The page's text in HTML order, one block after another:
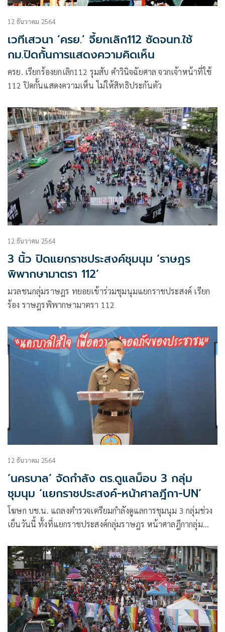
12 ธันวาคม 2564
เวทีเสวนา ’ครย.’ จี้ยกเลิก112 ซัดจนท.ใช้
กม.ปิดกั้นการแสดงความคิดเห็น
ครย. เรียกร้องยกเลิก112 รุมสับ คำวินิจฉัยศาล จวกเจ้าหน้าที่ใช้
112 ปิดกั้นแสดงความเห็น ไม่ให้สิทธิประกันตัว
12 ธันวาคม 2564
3 นิ้ว ปิดแยกราชประสงค์ชุมนุม ‘ราษฎร
พิพากษามาตรา 112’
มวลชนกลุ่มราษฎร ทยอยเข้าร่วมชุมนุมแยกราชประสงค์ เรียก
ร้อง ราษฎรพิพากษามาตรา 112
12 ธันวาคม 2564
‘นครบาล’ จัดกำลัง ตร.ดูแลม็อบ 3 กลุ่ม
ชุมนุม ‘แยกราชประสงค์-หน้าศาลฎีกา-UN’
โฆษก บช.น. แถลงตำรวจเตรียมกำลังดูแลการชุมนุม 3 กลุ่มช่วง
เย็นวันนี้ ทั้งที่แยกราชประสงค์กลุ่มราษฎร หน้าศาลฎีกากลุ่ม
คดีทุกราย